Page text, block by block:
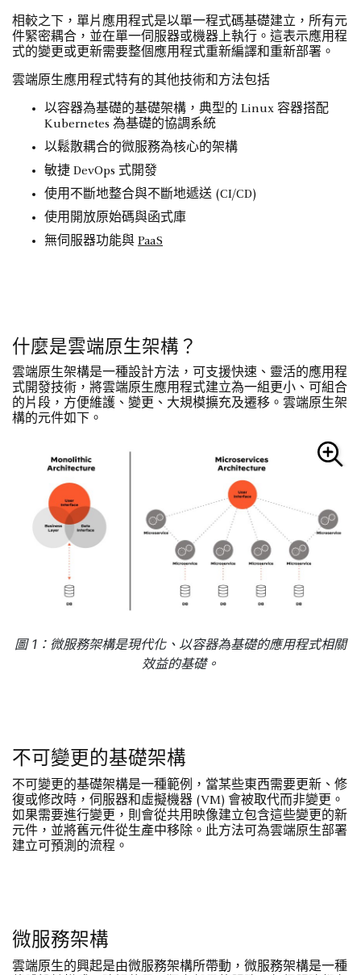
相較之下，單片應用程式是以單一程式碼基礎建立，所有元
件緊密耦合，並在單一伺服器或機器上執行。這表示應用程
式的變更或更新需要整個應用程式重新編譯和重新部署。
雲端原生應用程式特有的其他技術和方法包括
以容器為基礎的基礎架構，典型的 Linux 容器搭配
Kubernetes 為基礎的協調系統
以鬆散耦合的微服務為核心的架構
敏捷 DevOps 式開發
使用不斷地整合與不斷地遞送 (CI/CD)
使用開放原始碼與函式庫
無伺服器功能與 PaaS
什麼是雲端原生架構？
雲端原生架構是一種設計方法，可支援快速、靈活的應用程
式開發技術，將雲端原生應用程式建立為一組更小、可組合
的片段，方便維護、變更、大規模擴充及遷移。雲端原生架
構的元件如下。
圖 1：微服務架構是現代化、以容器為基礎的應用程式相關
效益的基礎。
不可變更的基礎架構
不可變更的基礎架構是一種範例，當某些東西需要更新、修
復或修改時，伺服器和虛擬機器 (VM) 會被取代而非變更。
如果需要進行變更，則會從共用映像建立包含這些變更的新
元件，並將舊元件從生產中移除。此方法可為雲端原生部署
建立可預測的流程。
微服務架構
雲端原生的興起是由微服務架構所帶動，微服務架構是一種